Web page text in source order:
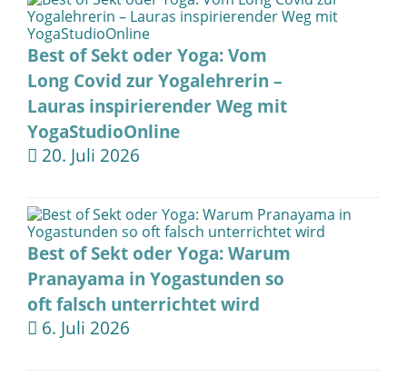
Best of Sekt oder Yoga: Vom
Long Covid zur Yogalehrerin –
Lauras inspirierender Weg mit
YogaStudioOnline
20. Juli 2026
Best of Sekt oder Yoga: Warum
Pranayama in Yogastunden so
oft falsch unterrichtet wird
6. Juli 2026